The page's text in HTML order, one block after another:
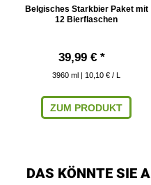
Belgisches Starkbier Paket mit
12 Bierflaschen
39,99 € *
3960 ml | 10,10 € / L
ZUM PRODUKT
DAS KÖNNTE SIE